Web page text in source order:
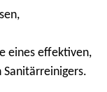
eines effektiven,